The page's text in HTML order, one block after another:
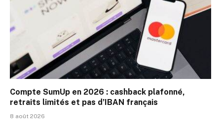
Compte SumUp en 2026 : cashback plafonné,
retraits limités et pas d’IBAN français
8 août 2026